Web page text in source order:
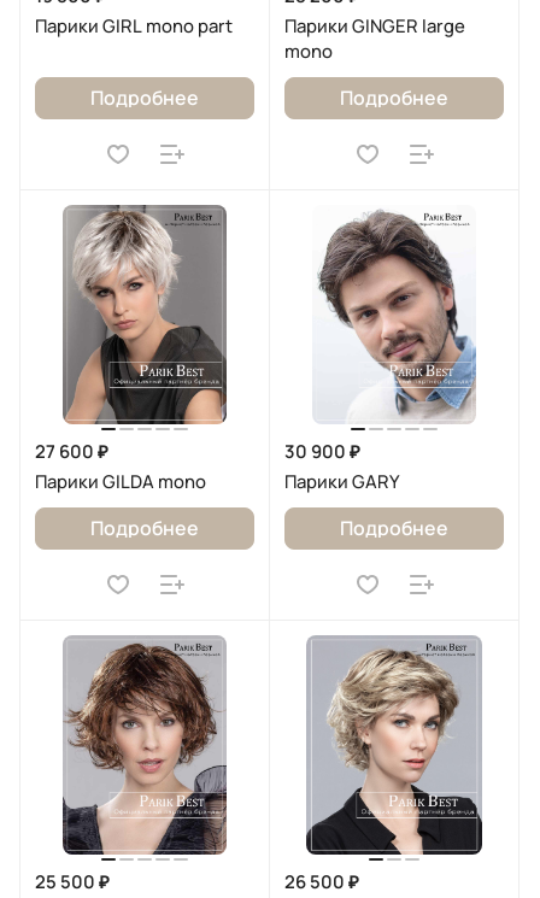
Парики GIRL mono part
Подробнее
Парики GINGER large
mono
Подробнее
27 600 ₽
Парики GILDA mono
Подробнее
30 900 ₽
Парики GARY
Подробнее
25 500 ₽
26 500 ₽